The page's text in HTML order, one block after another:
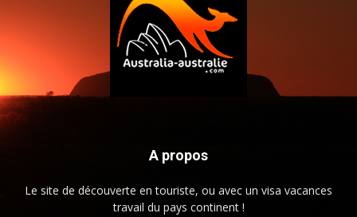
A propos
Le site de découverte en touriste, ou avec un visa vacances
travail du pays continent !